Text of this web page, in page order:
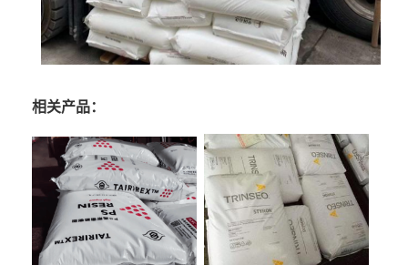
相关产品：